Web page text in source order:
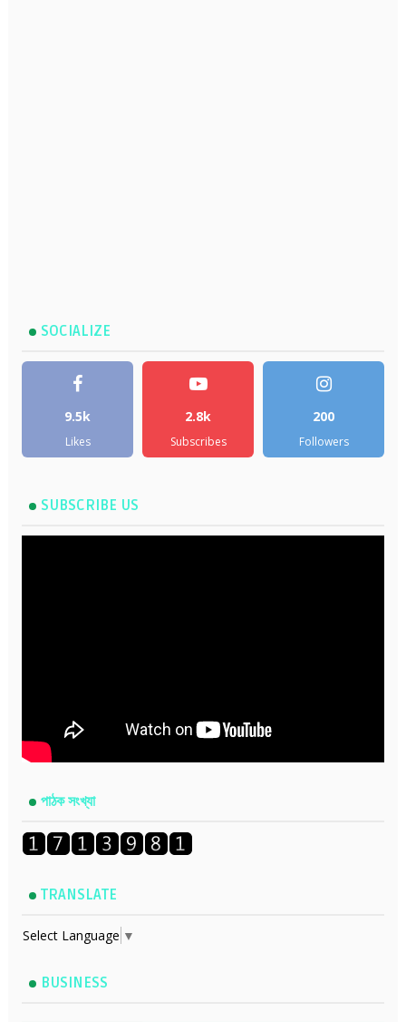
SOCIALIZE
9.5k
Likes
2.8k
Subscribes
200
Followers
SUBSCRIBE US
পাঠক সংখ্যা
TRANSLATE
Select Language ▼
BUSINESS